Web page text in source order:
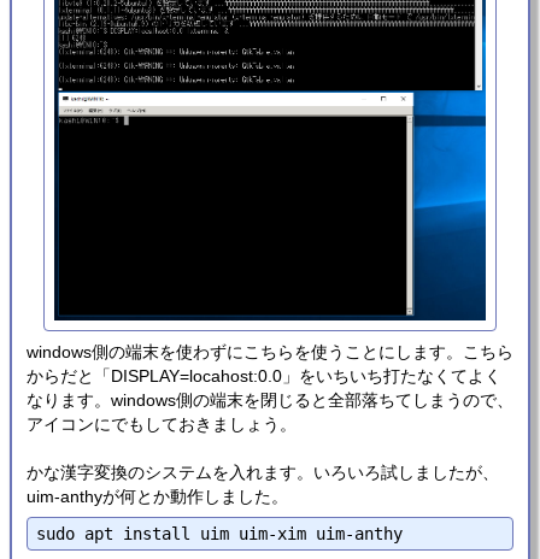
windows側の端末を使わずにこちらを使うことにします。こちら
からだと「DISPLAY=locahost:0.0」をいちいち打たなくてよく
なります。windows側の端末を閉じると全部落ちてしまうので、
アイコンにでもしておきましょう。
かな漢字変換のシステムを入れます。いろいろ試しましたが、
uim-anthyが何とか動作しました。